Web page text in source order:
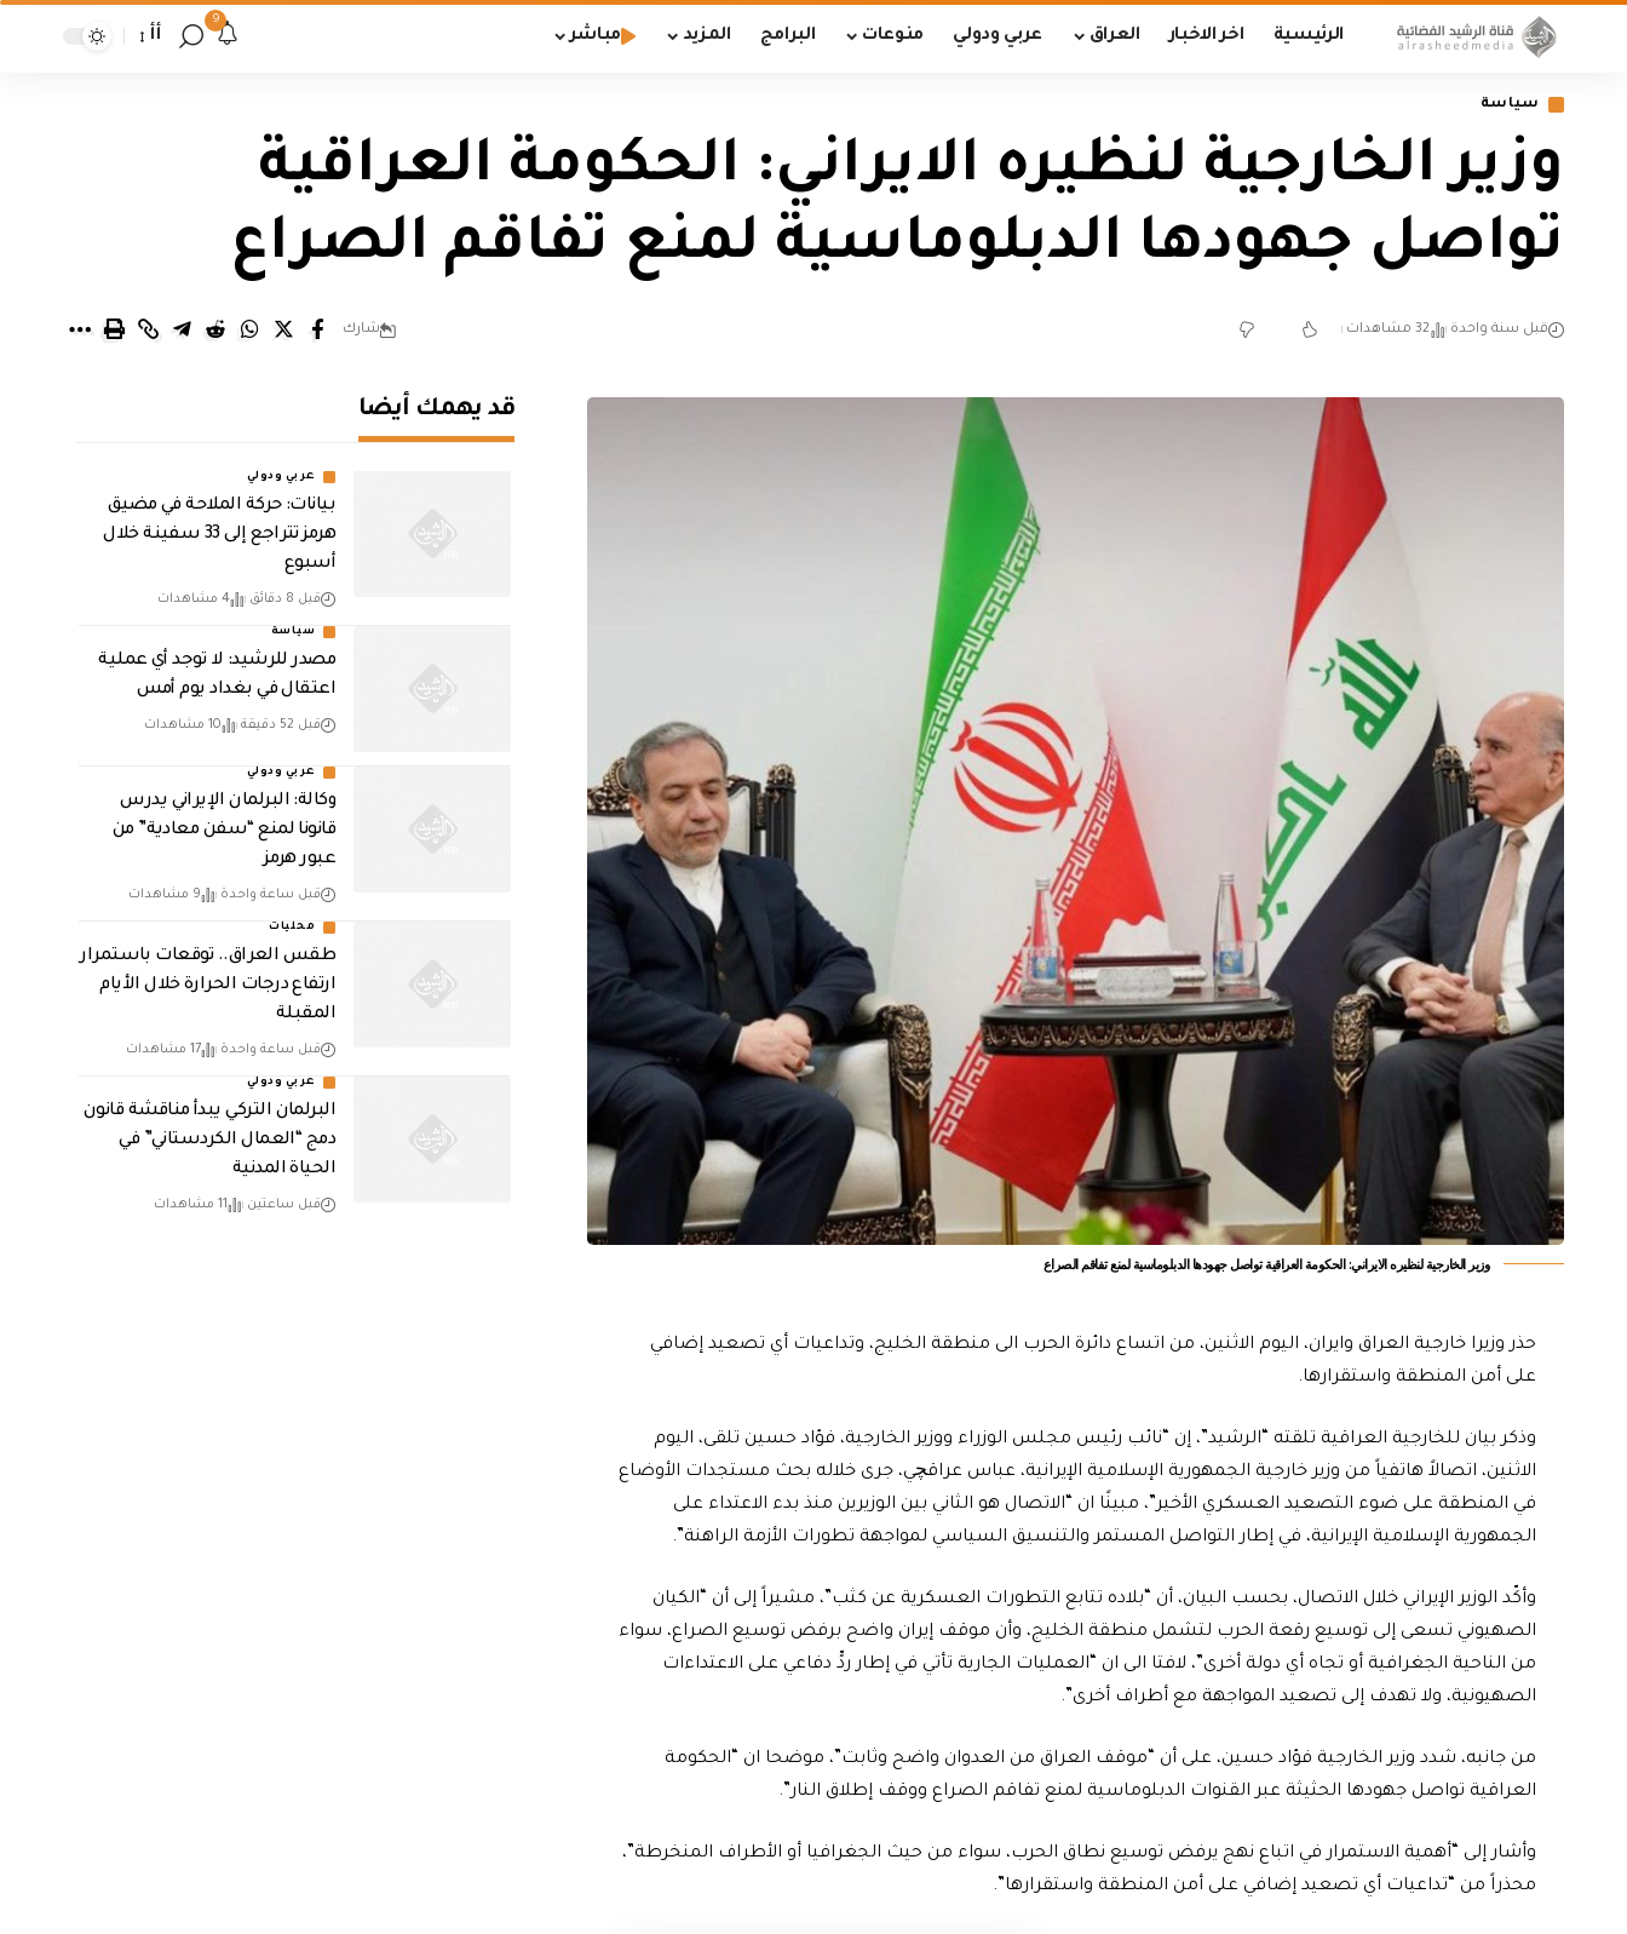
الرئيسية اخر الاخبار العراق عربي ودولي منوعات البرامج المزيد مباشر
9
أأ
سياسة
وزير الخارجية لنظيره الايراني: الحكومة العراقية
تواصل جهودها الدبلوماسية لمنع تفاقم الصراع
قبل سنة واحدة 32 مشاهدات شارك
وزير الخارجية لنظيره الايراني: الحكومة العراقية تواصل جهودها الدبلوماسية لمنع تفاقم الصراع
حذر وزيرا خارجية العراق وايران، اليوم الاثنين، من اتساع دائرة الحرب الى منطقة الخليج، وتداعيات أي تصعيد إضافي
على أمن المنطقة واستقرارها.
وذكر بيان للخارجية العراقية تلقته “الرشيد”، إن “نائب رئيس مجلس الوزراء ووزير الخارجية، فؤاد حسين تلقى، اليوم
الاثنين، اتصالاً هاتفياً من وزير خارجية الجمهورية الإسلامية الإيرانية، عباس عراقچي، جرى خلاله بحث مستجدات الأوضاع
في المنطقة على ضوء التصعيد العسكري الأخير”، مبينًا ان “الاتصال هو الثاني بين الوزيرين منذ بدء الاعتداء على
الجمهورية الإسلامية الإيرانية، في إطار التواصل المستمر والتنسيق السياسي لمواجهة تطورات الأزمة الراهنة”.
وأكّد الوزير الإيراني خلال الاتصال، بحسب البيان، أن “بلاده تتابع التطورات العسكرية عن كثب”، مشيراً إلى أن “الكيان
الصهيوني تسعى إلى توسيع رقعة الحرب لتشمل منطقة الخليج، وأن موقف إيران واضح برفض توسيع الصراع، سواء
من الناحية الجغرافية أو تجاه أي دولة أخرى”، لافتا الى ان “العمليات الجارية تأتي في إطار ردٍّ دفاعي على الاعتداءات
الصهيونية، ولا تهدف إلى تصعيد المواجهة مع أطراف أخرى”.
من جانبه، شدد وزير الخارجية فؤاد حسين، على أن “موقف العراق من العدوان واضح وثابت”، موضحا ان “الحكومة
العراقية تواصل جهودها الحثيثة عبر القنوات الدبلوماسية لمنع تفاقم الصراع ووقف إطلاق النار”.
وأشار إلى “أهمية الاستمرار في اتباع نهج يرفض توسيع نطاق الحرب، سواء من حيث الجغرافيا أو الأطراف المنخرطة”،
محذراً من “تداعيات أي تصعيد إضافي على أمن المنطقة واستقرارها”.
قد يهمك أيضا
عربي ودولي
بيانات: حركة الملاحة في مضيق
هرمز تتراجع إلى 33 سفينة خلال
أسبوع
قبل 8 دقائق 4 مشاهدات
سياسة
مصدر للرشيد: لا توجد أي عملية
اعتقال في بغداد يوم أمس
قبل 52 دقيقة 10 مشاهدات
عربي ودولي
وكالة: البرلمان الإيراني يدرس
قانونا لمنع “سفن معادية” من
عبور هرمز
قبل ساعة واحدة 9 مشاهدات
محليات
طقس العراق.. توقعات باستمرار
ارتفاع درجات الحرارة خلال الأيام
المقبلة
قبل ساعة واحدة 17 مشاهدات
عربي ودولي
البرلمان التركي يبدأ مناقشة قانون
دمج “العمال الكردستاني” في
الحياة المدنية
قبل ساعتين 11 مشاهدات